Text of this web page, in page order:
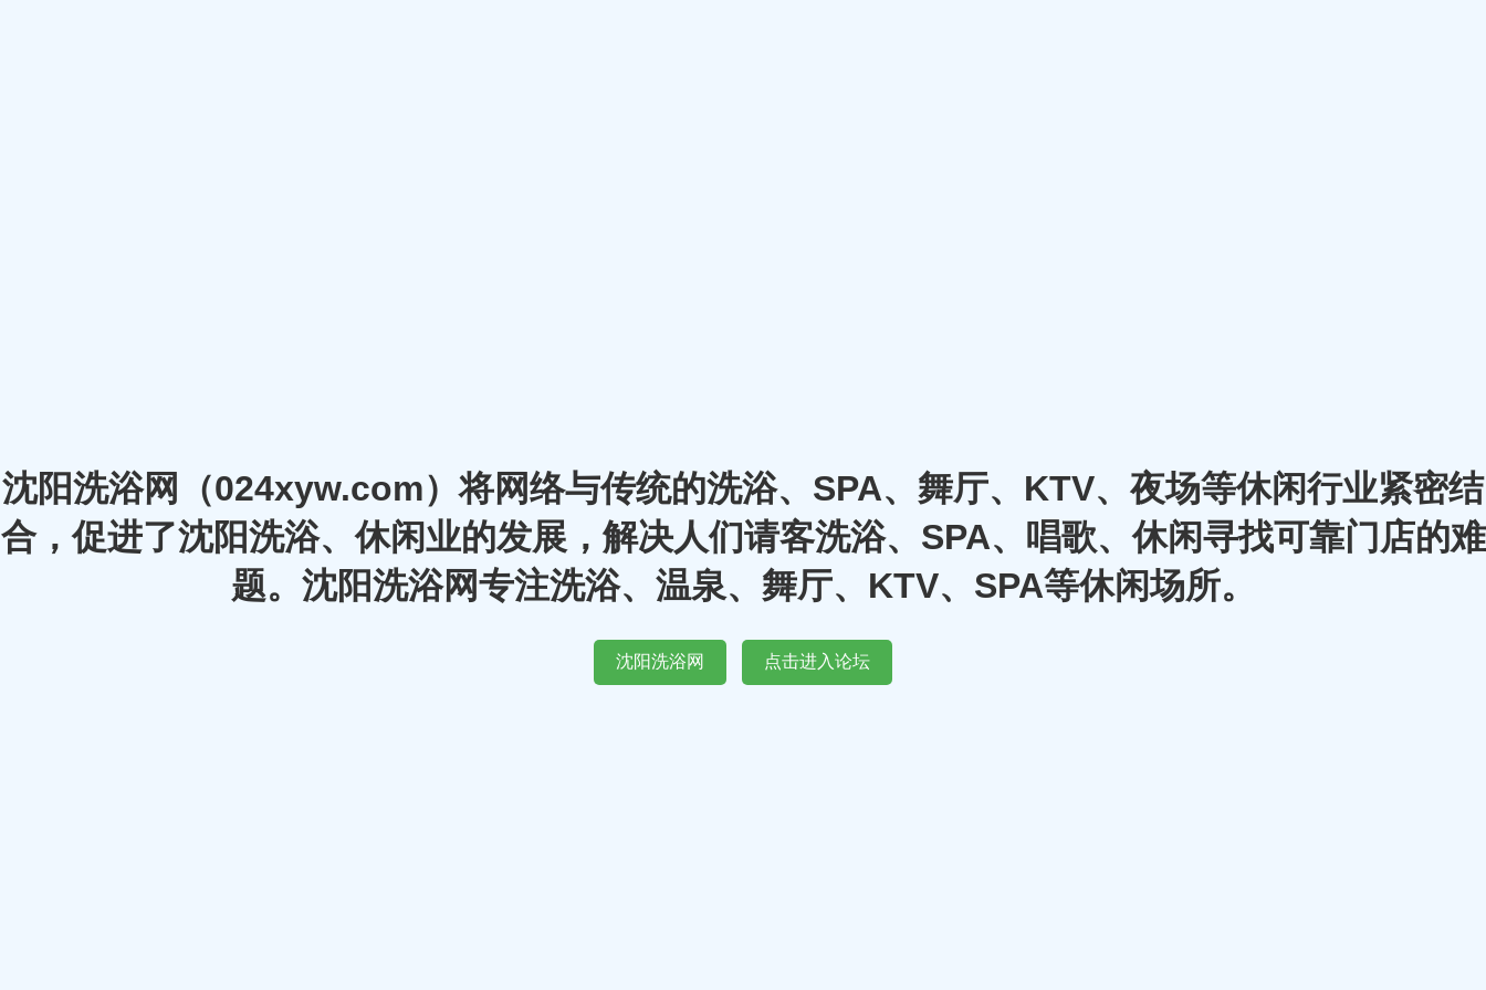
沈阳洗浴网（024xyw.com）将网络与传统的洗浴、SPA、舞厅、KTV、夜场等休闲行业紧密结
合，促进了沈阳洗浴、休闲业的发展，解决人们请客洗浴、SPA、唱歌、休闲寻找可靠门店的难
题。沈阳洗浴网专注洗浴、温泉、舞厅、KTV、SPA等休闲场所。
沈阳洗浴网 点击进入论坛